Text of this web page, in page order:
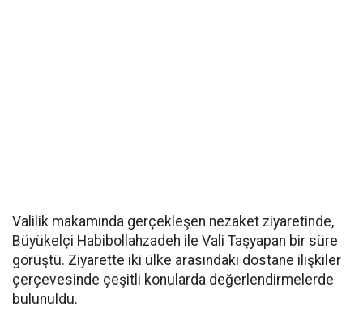
Valilik makamında gerçekleşen nezaket ziyaretinde,
Büyükelçi Habibollahzadeh ile Vali Taşyapan bir süre
görüştü. Ziyarette iki ülke arasındaki dostane ilişkiler
çerçevesinde çeşitli konularda değerlendirmelerde
bulunuldu.